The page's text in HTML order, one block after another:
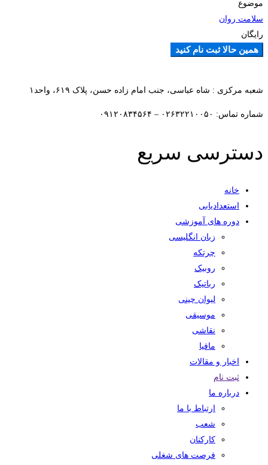
موضوع
سلامت روان
رایگان
همین حالا ثبت نام کنید
شعبه مرکزی : شاه عباسی، جنب امام زاده حسن، پلاک ۶۱۹، واحد۱​
شماره تماس: ۰۲۶۳۲۲۱۰۰۵۰ – ۰۹۱۲۰۸۳۴۵۶۴
دسترسی سریع
خانه
استعدادیابی
دوره های آموزشی
زبان انگلیسی
چرتکه
روبیک
رباتیک
لیوان چینی
موسیقی
نقاشی
مافیا
اخبار و مقالات
ثبت نام
درباره ما
ارتباط با ما
شعب
کارکنان
فرصت های شغلی